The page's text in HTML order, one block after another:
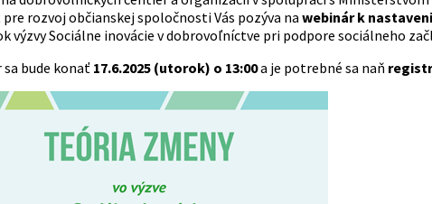
pre rozvoj občianskej spoločnosti Vás pozýva na webinár k
výzvy Sociálne inovácie v dobrovoľníctve pri podpore sociálneho
sa bude konať 17.6.2025 (utorok) o 13:00a je potrebné sa naň